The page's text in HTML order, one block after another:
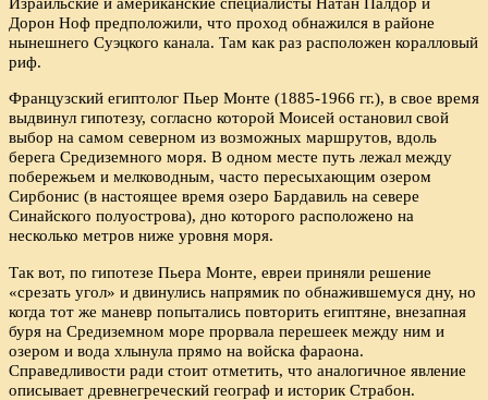
Дорон Ноф предположили, что проход обнажился в районе
нынешнего Суэцкого канала. Там как раз расположен коралловый
риф.
Французский египтолог Пьер Монте (1885-1966 гг.), в свое время
выдвинул гипотезу, согласно которой Моисей остановил свой
выбор на самом северном из возможных маршрутов, вдоль
берега Средиземного моря. В одном месте путь лежал между
побережьем и мелководным, часто пересыхающим озером
Сирбонис (в настоящее время озеро Бардавиль на севере
Синайского полуострова), дно которого расположено на
несколько метров ниже уровня моря.
Так вот, по гипотезе Пьера Монте, евреи приняли решение
«срезать угол» и двинулись напрямик по обнажившемуся дну, но
когда тот же маневр попытались повторить египтяне, внезапная
буря на Средиземном море прорвала перешеек между ним и
озером и вода хлынула прямо на войска фараона.
Справедливости ради стоит отметить, что аналогичное явление
описывает древнегреческий географ и историк Страбон.